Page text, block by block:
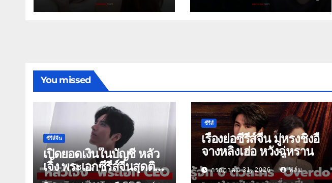
You missed
ซีรีส์จีน
เปิดยอดเงินในบัญชี หลัว
เจิ้ง พระเอกซีรีส์จีนสุดติด
ดิน
ซีรีส์
เรื่องย่อซีรีส์จีน มู่หรงชิงอี้
จางหลิงเฮ่อ หวังฉู่หราน
กรกฎาคม 31, 2026 ฟิล์ม